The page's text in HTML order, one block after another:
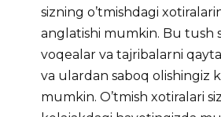
sizning o’tmishdagi
anglatishi mumkin. Bu tush
voqealar va tajribalarni
va ulardan saboq olishingiz
mumkin. O’tmish xotiralari